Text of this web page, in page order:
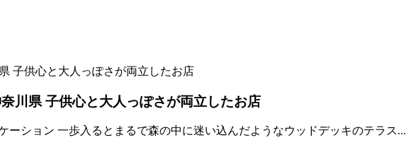
川県 子供心と大人っぽさが両立したお店
ーション 一歩入るとまるで森の中に迷い込んだようなウッドデッキのテラス...